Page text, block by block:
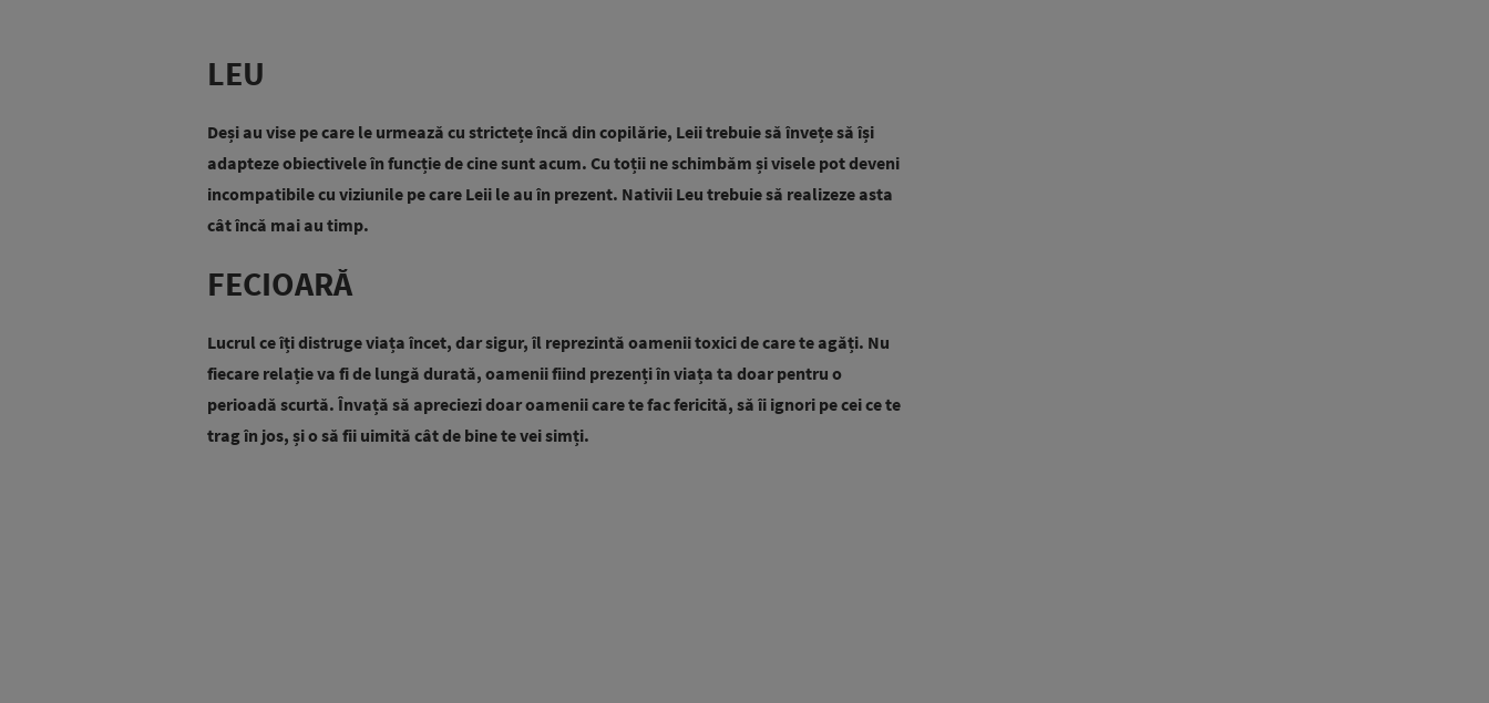
LEU
Deși au vise pe care le urmează cu strictețe încă din copilărie, Leii trebuie să învețe să își
adapteze obiectivele în funcție de cine sunt acum. Cu toții ne schimbăm și visele pot deveni
incompatibile cu viziunile pe care Leii le au în prezent. Nativii Leu trebuie să realizeze asta
cât încă mai au timp.
FECIOARĂ
Lucrul ce îți distruge viața încet, dar sigur, îl reprezintă oamenii toxici de care te agăți. Nu
fiecare relație va fi de lungă durată, oamenii fiind prezenți în viața ta doar pentru o
perioadă scurtă. Învață să apreciezi doar oamenii care te fac fericită, să îi ignori pe cei ce te
trag în jos, și o să fii uimită cât de bine te vei simți.